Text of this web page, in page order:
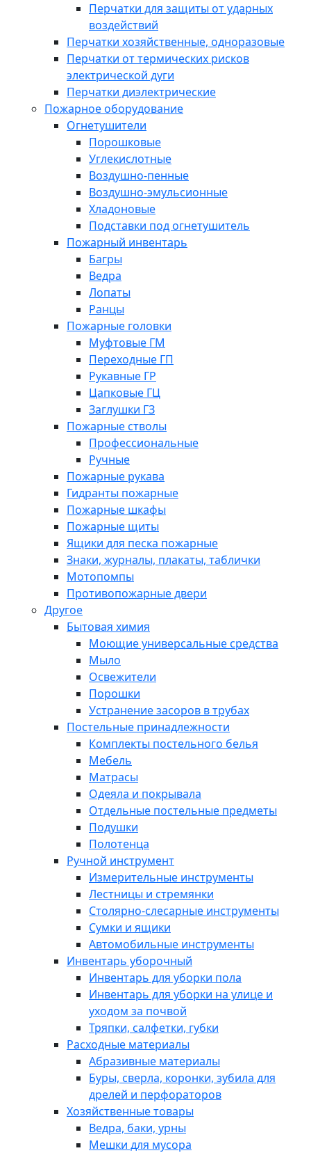
Перчатки для защиты от ударных
воздействий
Перчатки хозяйственные, одноразовые
Перчатки от термических рисков
электрической дуги
Перчатки диэлектрические
Пожарное оборудование
Огнетушители
Порошковые
Углекислотные
Воздушно-пенные
Воздушно-эмульсионные
Хладоновые
Подставки под огнетушитель
Пожарный инвентарь
Багры
Ведра
Лопаты
Ранцы
Пожарные головки
Муфтовые ГМ
Переходные ГП
Рукавные ГР
Цапковые ГЦ
Заглушки ГЗ
Пожарные стволы
Профессиональные
Ручные
Пожарные рукава
Гидранты пожарные
Пожарные шкафы
Пожарные щиты
Ящики для песка пожарные
Знаки, журналы, плакаты, таблички
Мотопомпы
Противопожарные двери
Другое
Бытовая химия
Моющие универсальные средства
Мыло
Освежители
Порошки
Устранение засоров в трубах
Постельные принадлежности
Комплекты постельного белья
Мебель
Матрасы
Одеяла и покрывала
Отдельные постельные предметы
Подушки
Полотенца
Ручной инструмент
Измерительные инструменты
Лестницы и стремянки
Столярно-слесарные инструменты
Сумки и ящики
Автомобильные инструменты
Инвентарь уборочный
Инвентарь для уборки пола
Инвентарь для уборки на улице и
уходом за почвой
Тряпки, салфетки, губки
Расходные материалы
Абразивные материалы
Буры, сверла, коронки, зубила для
дрелей и перфораторов
Хозяйственные товары
Ведра, баки, урны
Мешки для мусора